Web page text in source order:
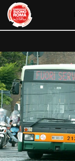
content